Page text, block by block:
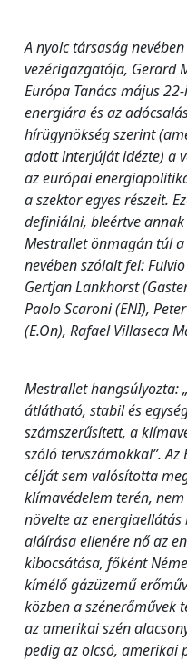
A nyolc társaság
vezérigazgatója, Gerard
Európa Tanács május
energiára és az
hírügynökség szerint
adott interjúját idézte) a
az európai
a szektor egyes részeit.
definiálni, bleértve
Mestrallet önmagán túl
nevében szólalt fel:
Gertjan Lankhorst
Paolo Scaroni (ENI),
(E.On), Rafael Villaseca
Mestrallet hangsúlyozta:
átlátható, stabil és
számszerűsített, a
szóló tervszámokkal”.
célját sem valósította
klímavédelem terén,
növelte az energiaellátás
aláírása ellenére nő az
kibocsátása, főként
kímélő gázüzemű
közben a szénerőművek
az amerikai szén
pedig az olcsó, amerikai